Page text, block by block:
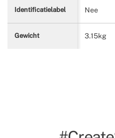
Identificatielabel Nee
Gewicht 3.15kg